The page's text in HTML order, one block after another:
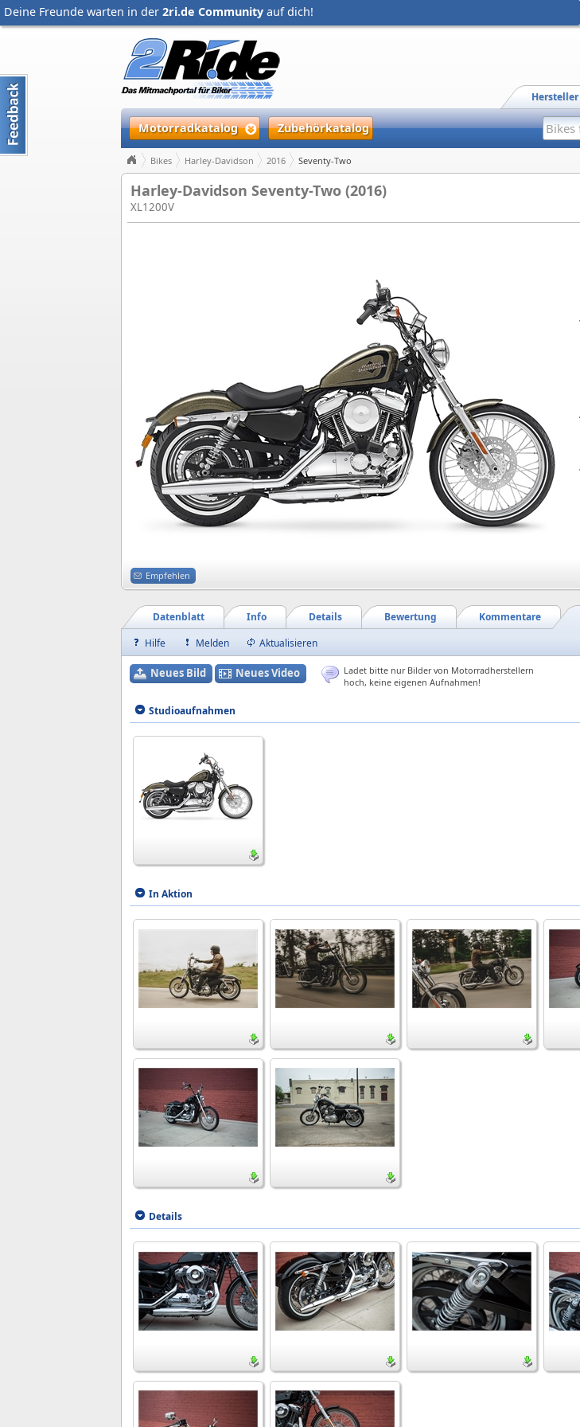
Deine Freunde warten in der 2ri.de Community auf dich!
Hersteller
Motorradkatalog Zubehörkatalog
Bikes Harley-Davidson 2016 Seventy-Two
Harley-Davidson Seventy-Two (2016)
XL1200V
Empfehlen
Kommentare
Bewertung
Details
Info
Datenblatt
Hilfe Melden Aktualisieren
Neues Bild Neues Video
Ladet bitte nur Bilder von Motorradherstellern
hoch, keine eigenen Aufnahmen!
Studioaufnahmen
In Aktion
Details